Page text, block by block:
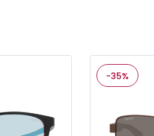
-35%